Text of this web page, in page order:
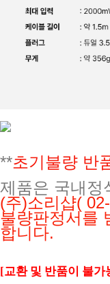
**초기불량 반
제품은 국내정
(주)소리샵(
불량판정서를
합니다.
[교환 및 반품이 불가